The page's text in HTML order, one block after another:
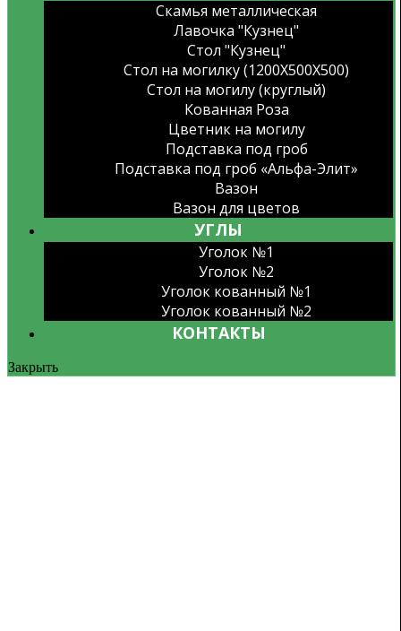
Скамья металлическая
Лавочка "Кузнец"
Стол "Кузнец"
Стол на могилку (1200X500X500)
Стол на могилу (круглый)
Кованная Роза
Цветник на могилу
Подставка под гроб
Подставка под гроб «Альфа-Элит»
Вазон
Вазон для цветов
УГЛЫ
Уголок №1
Уголок №2
Уголок кованный №1
Уголок кованный №2
КОНТАКТЫ
Закрыть